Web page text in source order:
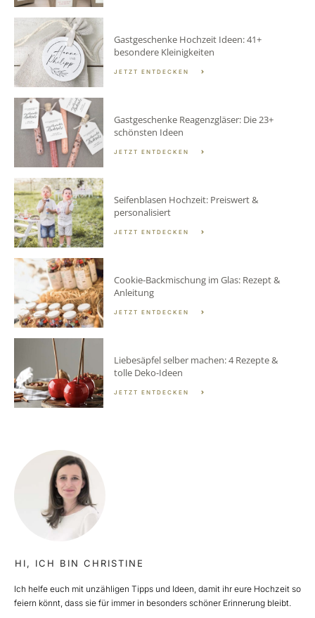
Gastgeschenke Hochzeit Ideen: 41+
besondere Kleinigkeiten
JETZT ENTDECKEN
Gastgeschenke Reagenzgläser: Die 23+
schönsten Ideen
JETZT ENTDECKEN
Seifenblasen Hochzeit: Preiswert &
personalisiert
JETZT ENTDECKEN
Cookie-Backmischung im Glas: Rezept &
Anleitung
JETZT ENTDECKEN
Liebesäpfel selber machen: 4 Rezepte &
tolle Deko-Ideen
JETZT ENTDECKEN
HI, ICH BIN CHRISTINE
Ich helfe euch mit unzähligen Tipps und Ideen, damit ihr eure Hochzeit so
feiern könnt, dass sie für immer in besonders schöner Erinnerung bleibt.